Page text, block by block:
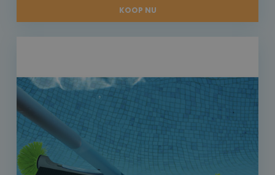
KOOP NU